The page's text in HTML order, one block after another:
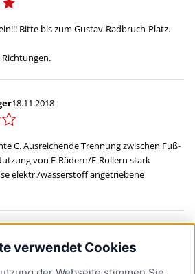
verwendet Cookies
Bitte bis zum Gustav-Radbruch-Platz.
18.11.2018
C. Ausreichende Trennung zwischen Fuß-
von E-Rädern/E-Rollern stark
elektr./wasserstoff angetriebene